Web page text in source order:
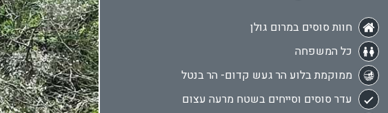
חוות סוסים במרום גולן
כל המשפחה
ממוקמת בלוע הר געש קדום- הר בנטל
עדר סוסים וסייחים בשטח מרעה עצום